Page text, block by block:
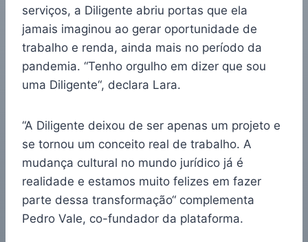
serviços, a Diligente abriu portas que ela
jamais imaginou ao gerar oportunidade de
trabalho e renda, ainda mais no período da
pandemia. “Tenho orgulho em dizer que sou
uma Diligente“, declara Lara.
“A Diligente deixou de ser apenas um projeto e
se tornou um conceito real de trabalho. A
mudança cultural no mundo jurídico já é
realidade e estamos muito felizes em fazer
parte dessa transformação“ complementa
Pedro Vale, co-fundador da plataforma.